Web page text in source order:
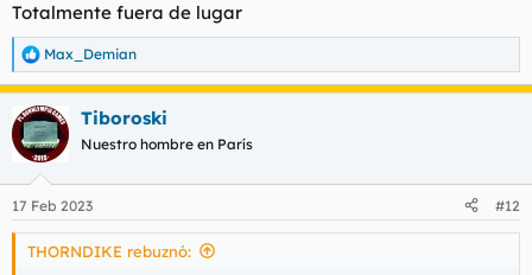
Totalmente fuera de lugar
R
e
a
c
c
i
e
s
Max_Demian
Tiboroski
Nuestro hombre en París
17 Feb 2023 #12
THORNDIKE rebuznó: